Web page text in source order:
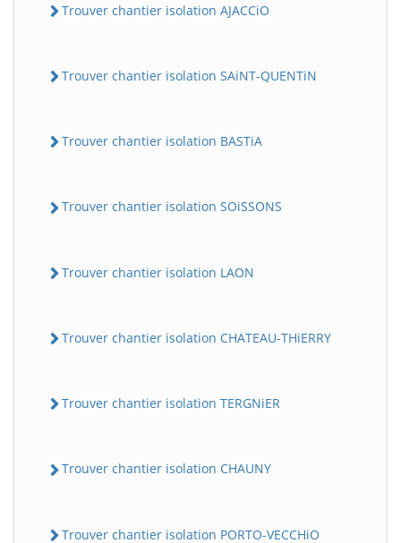
Trouver chantier isolation AJACCiO
Trouver chantier isolation SAiNT-QUENTiN
Trouver chantier isolation BASTiA
Trouver chantier isolation SOiSSONS
Trouver chantier isolation LAON
Trouver chantier isolation CHATEAU-THiERRY
Trouver chantier isolation TERGNiER
Trouver chantier isolation CHAUNY
Trouver chantier isolation PORTO-VECCHiO